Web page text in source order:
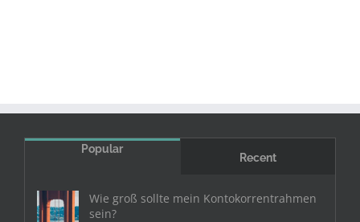
Popular
Recent
Wie groß sollte mein Kontokorrentrahmen
sein?